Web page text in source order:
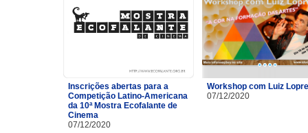
Inscrições abertas para a
Competição Latino-Americana
da 10ª Mostra Ecofalante de
Cinema
07/12/2020
Workshop com Luiz
07/12/2020